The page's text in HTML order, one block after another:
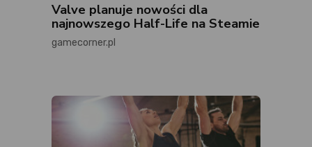
Valve planuje nowości dla
najnowszego Half-Life na Steamie
gamecorner.pl